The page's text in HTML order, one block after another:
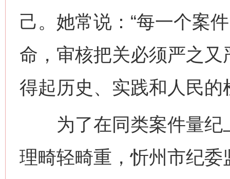
己。她常说：“每一个案
命，审核把关必须严之
得起历史、实践和人民的
为了在同类案件量纪
理畸轻畸重，忻州市纪委